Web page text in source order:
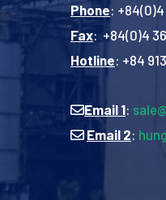
Phone:
Fax: +84(0)4
Hotline: +84
Email 1:
Email 2: